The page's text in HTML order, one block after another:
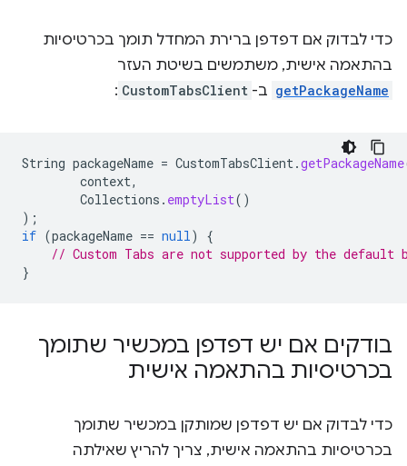
כדי לבדוק אם דפדפן ברירת המחדל תומך בכרטיסיות
בהתאמה אישית, משתמשים בשיטת העזר
getPackageName ב- CustomTabsClient
:
String packageName = CustomTabsClient.getPackageName
context,
Collections . emptyList()
);
if (packageName == null)
{
// Custom Tabs are not supported by the default
}
בודקים אם יש דפדפן במכשיר שתומך
בכרטיסיות בהתאמה אישית
כדי לבדוק אם יש דפדפן שמותקן במכשיר שתומך
בכרטיסיות בהתאמה אישית, צריך להריץ שאילתה